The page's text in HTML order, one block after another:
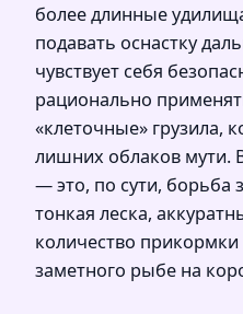
более длинные
подавать оснастку
чувствует себя
рационально
«клеточные» грузила,
лишних облаков мути.
— это, по сути, борьба
тонкая леска,
количество
заметного рыбе на